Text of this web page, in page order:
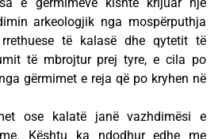
arkeologjik nga mospërputhja
të kalasë dhe qytetit të
të mbrojtur prej tyre, e cila po
gërmimet e reja që po kryhen në
ose kalatë janë vazhdimësi e
Kështu ka ndodhur edhe me